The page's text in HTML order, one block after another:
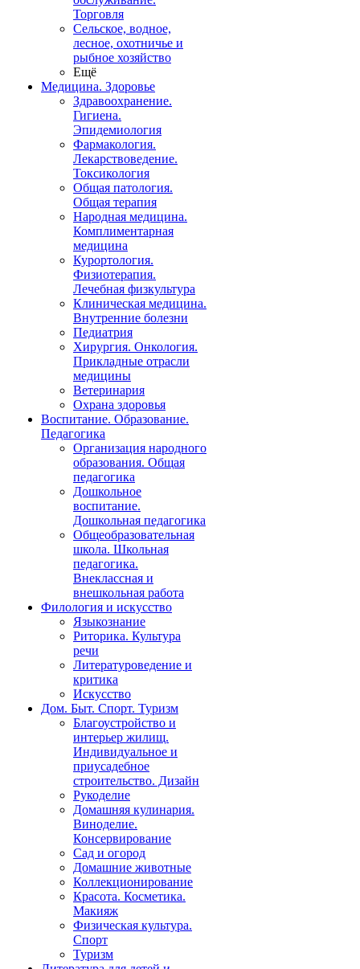
Торговля
Сельское, водное,
лесное, охотничье и
рыбное хозяйство
Ещё
Медицина. Здоровье
Здравоохранение.
Гигиена.
Эпидемиология
Фармакология.
Лекарствоведение.
Токсикология
Общая патология.
Общая терапия
Народная медицина.
Комплиментарная
медицина
Курортология.
Физиотерапия.
Лечебная физкультура
Клиническая медицина.
Внутренние болезни
Педиатрия
Хирургия. Онкология.
Прикладные отрасли
медицины
Ветеринария
Охрана здоровья
Воспитание. Образование.
Педагогика
Организация народного
образования. Общая
педагогика
Дошкольное
воспитание.
Дошкольная педагогика
Общеобразовательная
школа. Школьная
педагогика.
Внеклассная и
внешкольная работа
Филология и искусство
Языкознание
Риторика. Культура
речи
Литературоведение и
критика
Искусство
Дом. Быт. Спорт. Туризм
Благоустройство и
интерьер жилищ.
Индивидуальное и
приусадебное
строительство. Дизайн
Рукоделие
Домашняя кулинария.
Виноделие.
Консервирование
Сад и огород
Домашние животные
Коллекционирование
Красота. Косметика.
Макияж
Физическая культура.
Спорт
Туризм